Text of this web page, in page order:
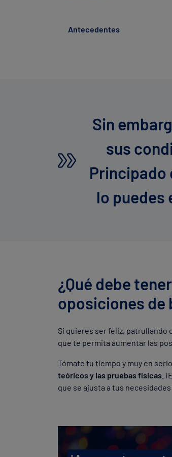
Antecedentes
Sin
sus
Principado
lo puedes
¿Qué debe
oposiciones de
Si quieres ser feliz, patrullando
que te permita aumentar las
Tómate tu tiempo y muy en
teóricos y las pruebas físicas .
que se ajusta a tus necesidades!